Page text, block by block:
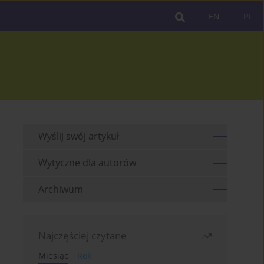
PL
EN
Wyślij swój artykuł
Wytyczne dla autorów
Archiwum
Najczęściej czytane
Miesiąc
Rok